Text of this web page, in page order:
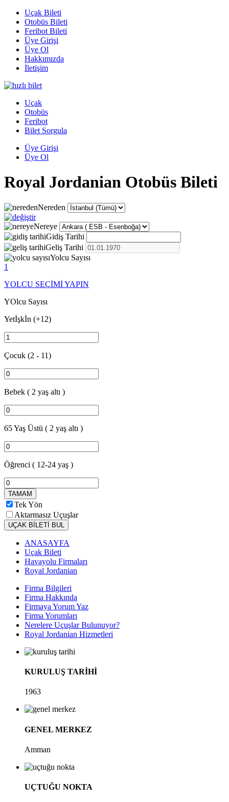
Uçak Bileti
Otobüs Bileti
Feribot Bileti
Üye Girişi
Üye Ol
Hakkımızda
İletişim
Uçak
Otobüs
Feribot
Bilet Sorgula
Üye Girişi
Üye Ol
Royal Jordanian Otobüs Bileti
Nereden
Nereye
Gidiş Tarihi
Geliş Tarihi
Yolcu Sayısı
1
YOLCU SEÇİMİ YAPIN
YOlcu Sayısı
Yetİşkİn (+12)
Çocuk (2 - 11)
Bebek ( 2 yaş altı )
65 Yaş Üstü ( 2 yaş altı )
Öğrenci ( 12-24 yaş )
TAMAM
Tek Yön
Aktarmasız Uçuşlar
UÇAK BİLETİ BUL
ANASAYFA
Uçak Bileti
Havayolu Firmaları
Royal Jordanian
Firma Bilgileri
Firma Hakkında
Firmaya Yorum Yaz
Firma Yorumları
Nerelere Uçuşlar Bulunuyor?
Royal Jordanian Hizmetleri
KURULUŞ TARİHİ
1963
GENEL MERKEZ
Amman
UÇTUĞU NOKTA